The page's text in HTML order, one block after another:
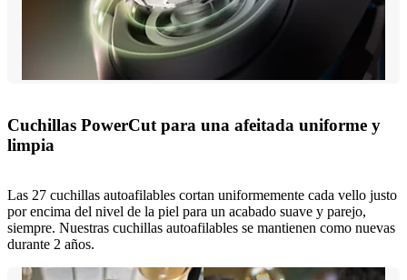
Cuchillas PowerCut para una afeitada uniforme y
limpia
Las 27 cuchillas autoafilables cortan uniformemente cada vello justo
por encima del nivel de la piel para un acabado suave y parejo,
siempre. Nuestras cuchillas autoafilables se mantienen como nuevas
durante 2 años.